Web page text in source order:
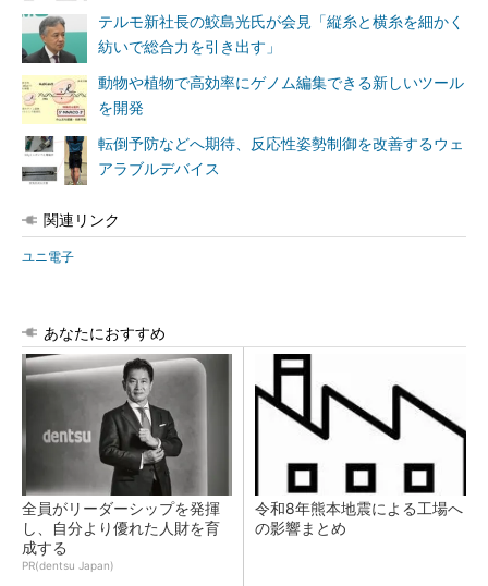
テルモ新社長の鮫島光氏が会見「縦糸と横糸を細かく
紡いで総合力を引き出す」
動物や植物で高効率にゲノム編集できる新しいツール
を開発
転倒予防などへ期待、反応性姿勢制御を改善するウェ
アラブルデバイス
関連リンク
ユニ電子
あなたにおすすめ
全員がリーダーシップを発揮
し、自分より優れた人財を育
成する
PR(dentsu Japan)
令和8年熊本地震による工場へ
の影響まとめ